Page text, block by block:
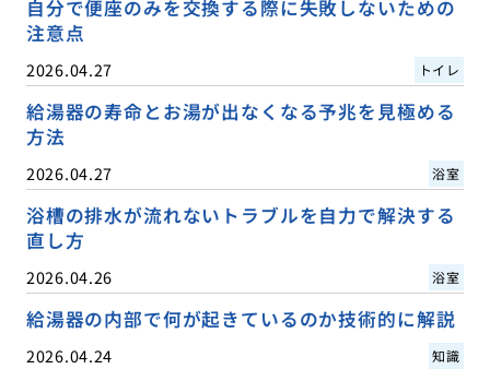
自分で便座のみを交換する際に失敗しないための
注意点
2026.04.27 トイレ
給湯器の寿命とお湯が出なくなる予兆を見極める
方法
2026.04.27 浴室
浴槽の排水が流れないトラブルを自力で解決する
直し方
2026.04.26 浴室
給湯器の内部で何が起きているのか技術的に解説
2026.04.24 知識